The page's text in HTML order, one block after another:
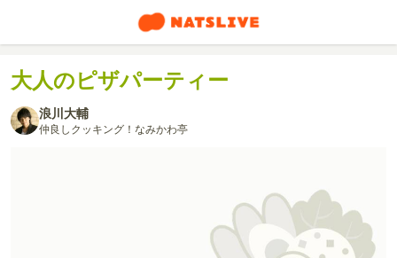
大人のピザパーティー
浪川大輔
仲良しクッキング！なみかわ亭